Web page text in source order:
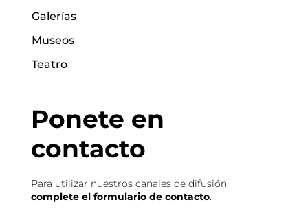
Galerías
Museos
Teatro
Ponete en
contacto
Para utilizar nuestros canales de difusión
complete el formulario de contacto.